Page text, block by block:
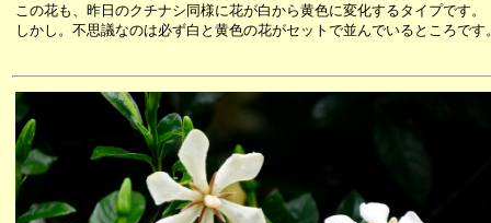
この花も、昨日のクチナシ同様に花が白から黄色に変化するタイプです。
しかし。不思議なのは必ず白と黄色の花がセットで並んでいるところです